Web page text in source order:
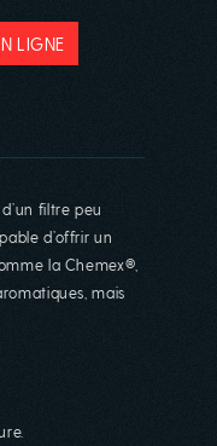
LIGNE
filtre peu
d’offrir un
la Chemex®,
mais